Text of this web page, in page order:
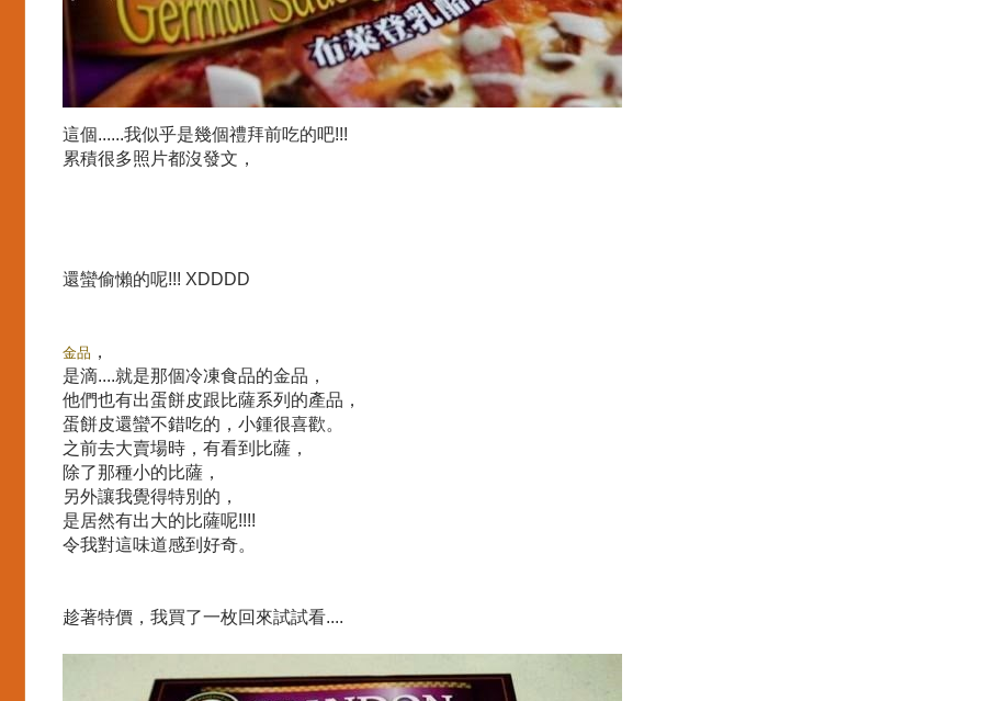
這個......我似乎是幾個禮拜前吃的吧!!!
累積很多照片都沒發文，
還蠻偷懶的呢!!! XDDDD
金品 ，
是滴....就是那個冷凍食品的金品，
他們也有出蛋餅皮跟比薩系列的產品，
蛋餅皮還蠻不錯吃的，小鍾很喜歡。
之前去大賣場時，有看到比薩，
除了那種小的比薩，
另外讓我覺得特別的，
是居然有出大的比薩呢!!!!
令我對這味道感到好奇。
趁著特價，我買了一枚回來試試看....